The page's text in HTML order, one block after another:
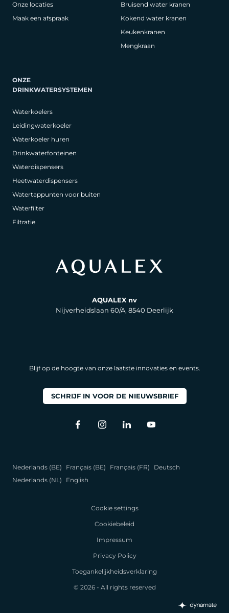
Onze locaties
Maak een afspraak
Bruisend water kranen
Kokend water kranen
Keukenkranen
Mengkraan
ONZE
DRINKWATERSYSTEMEN
Waterkoelers
Leidingwaterkoeler
Waterkoeler huren
Drinkwaterfonteinen
Waterdispensers
Heetwaterdispensers
Watertappunten voor buiten
Waterfilter
Filtratie
AQUALEX nv
Nijverheidslaan 60/A, 8540 Deerlijk
Blijf op de hoogte van onze laatste innovaties en events.
SCHRIJF IN VOOR DE NIEUWSBRIEF
Nederlands (BE) Français (BE) Français (FR)
Deutsch
Nederlands (NL)
English
Cookie settings
Cookiebeleid
Impressum
Privacy Policy
Toegankelijkheidsverklaring
© 2026 - All rights reserved